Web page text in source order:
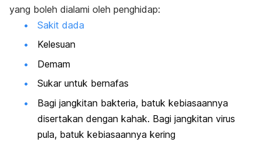
yang boleh dialami oleh penghidap:
Sakit dada
Kelesuan
Demam
Sukar untuk bernafas
Bagi jangkitan bakteria, batuk kebiasaannya
disertakan dengan kahak. Bagi jangkitan virus
pula, batuk kebiasaannya kering